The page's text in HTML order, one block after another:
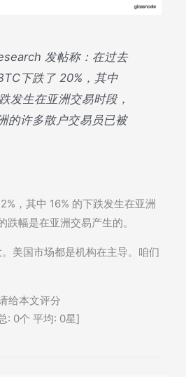
发帖称：在过去
下跌了 20%，其中
发生在亚洲交易时段，
的许多散户交易员已被
，其中 16% 的下跌发生在亚洲
跌幅是在亚洲交易产生的。
美国市场都是机构在主导。咱们
给本文评分
: 0个 平均: 0星]